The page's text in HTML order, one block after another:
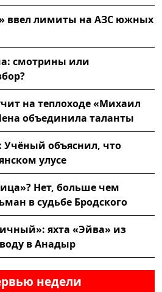
ввел лимиты на АЗС южных
смотрины или
на теплоходе «Михаил
объединила таланты
Учёный объяснил, что
улусе
Нет, больше чем
в судьбе Бродского
яхта «Эйва» из
в Анадыр
недели